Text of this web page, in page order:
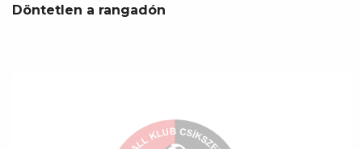
Döntetlen a rangadón